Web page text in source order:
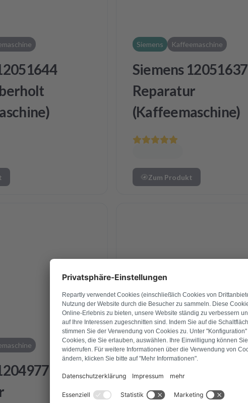
Siemens Kaffeemaschine
Siemens 12051637
Reparatur
(Kaffeemaschine)
Zum Produkt
Siemens Kaffeemaschine
Siemens 12049779
Generalüberholt